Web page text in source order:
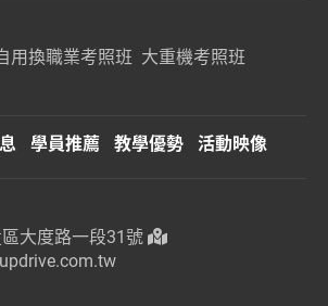
用換職業考照班 大重機考照班
學員推薦 教學優勢 活動映像
大度路一段31號